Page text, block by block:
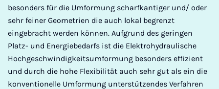
besonders für die Umformung scharfkantiger und/ oder
sehr feiner Geometrien die auch lokal begrenzt
eingebracht werden können. Aufgrund des geringen
Platz- und Energiebedarfs ist die Elektrohydraulische
Hochgeschwindigkeitsumformung besonders effizient
und durch die hohe Flexibilität auch sehr gut als ein die
konventionelle Umformung unterstützendes Verfahren